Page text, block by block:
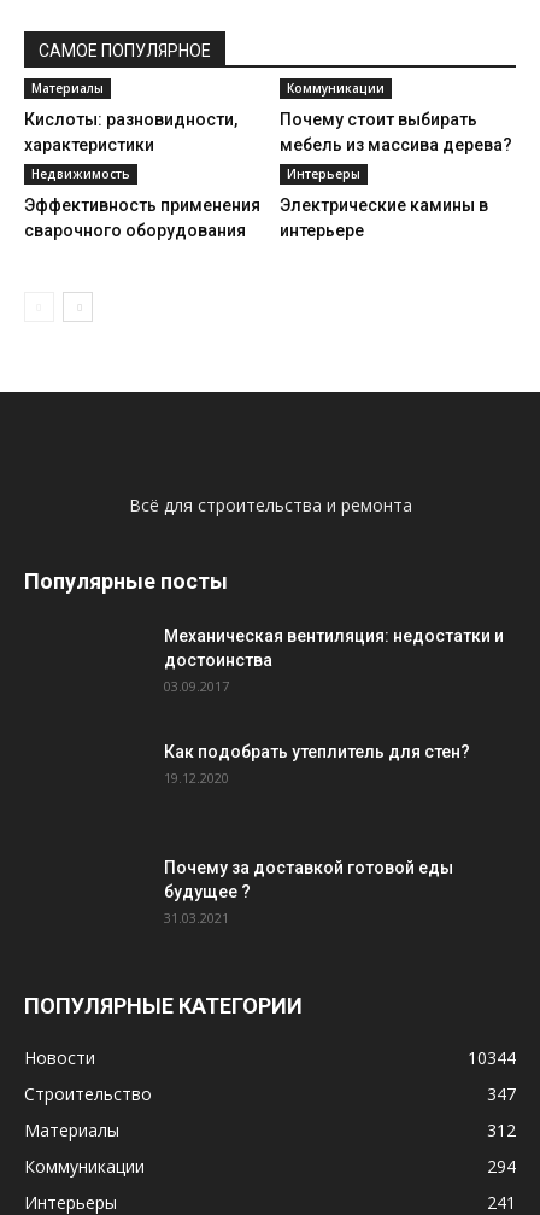
САМОЕ ПОПУЛЯРНОЕ
Материалы
Кислоты: разновидности,
характеристики
Коммуникации
Почему стоит выбирать
мебель из массива дерева?
Недвижимость
Эффективность применения
сварочного оборудования
Интерьеры
Электрические камины в
интерьере
Всё для строительства и ремонта
Популярные посты
Механическая вентиляция: недостатки и
достоинства
03.09.2017
Как подобрать утеплитель для стен?
19.12.2020
Почему за доставкой готовой еды
будущее ?
31.03.2021
ПОПУЛЯРНЫЕ КАТЕГОРИИ
Новости
10344
Строительство
347
Материалы
312
Коммуникации
294
Интерьеры
241